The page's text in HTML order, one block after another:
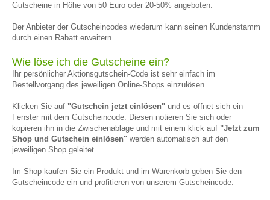
Gutscheine in Höhe von 50 Euro oder 20-50% angeboten.
Der Anbieter der Gutscheincodes wiederum kann seinen Kundenstamm
durch einen Rabatt erweitern.
Wie löse ich die Gutscheine ein?
Ihr persönlicher Aktionsgutschein-Code ist sehr einfach im
Bestellvorgang des jeweiligen Online-Shops einzulösen.
Klicken Sie auf "Gutschein jetzt einlösen" und es öffnet sich ein
Fenster mit dem Gutscheincode. Diesen notieren Sie sich oder
kopieren ihn in die Zwischenablage und mit einem klick auf "Jetzt zum
Shop und Gutschein einlösen" werden automatisch auf den
jeweiligen Shop geleitet.
Im Shop kaufen Sie ein Produkt und im Warenkorb geben Sie den
Gutscheincode ein und profitieren von unserem Gutscheincode.